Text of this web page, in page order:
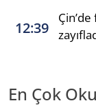
12:39
En Çok